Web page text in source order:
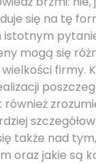
się na tę
istotnym
mogą się
firmy.
również
także nad
oraz jakie są